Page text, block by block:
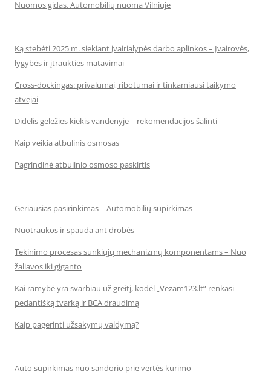
Nuomos gidas. Automobilių nuoma Vilniuje
Ką stebėti 2025 m. siekiant įvairialypės darbo aplinkos – Įvairovės,
lygybės ir įtraukties matavimai
Cross-dockingas: privalumai, ribotumai ir tinkamiausi taikymo
atvejai
Didelis geležies kiekis vandenyje – rekomendacijos šalinti
Kaip veikia atbulinis osmosas
Pagrindinė atbulinio osmoso paskirtis
Geriausias pasirinkimas – Automobilių supirkimas
Nuotraukos ir spauda ant drobės
Tekinimo procesas sunkiųjų mechanizmų komponentams – Nuo
žaliavos iki giganto
Kai ramybė yra svarbiau už greitį, kodėl „Vezam123.lt“ renkasi
pedantišką tvarką ir BCA draudimą
Kaip pagerinti užsakymų valdymą?
Auto supirkimas nuo sandorio prie vertės kūrimo